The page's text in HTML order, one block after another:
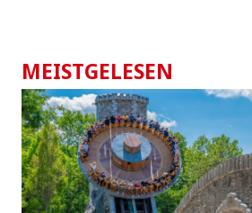
MEISTGELESEN